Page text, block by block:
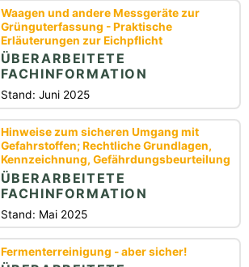
Waagen und andere Messgeräte zur
Grünguterfassung - Praktische
Erläuterungen zur Eichpflicht
ÜBERARBEITETE
FACHINFORMATION
Stand: Juni 2025
Hinweise zum sicheren Umgang mit
Gefahrstoffen; Rechtliche Grundlagen,
Kennzeichnung, Gefährdungsbeurteilung
ÜBERARBEITETE
FACHINFORMATION
Stand: Mai 2025
Fermenterreinigung - aber sicher!